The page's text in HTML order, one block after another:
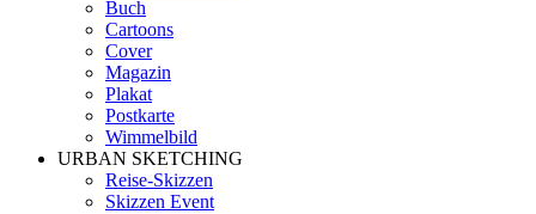
Buch
Cartoons
Cover
Magazin
Plakat
Postkarte
Wimmelbild
URBAN SKETCHING
Reise-Skizzen
Skizzen Event